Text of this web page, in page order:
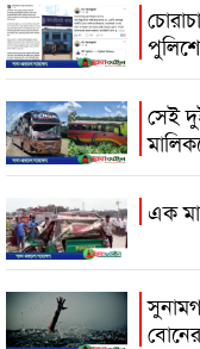
সেই
এক